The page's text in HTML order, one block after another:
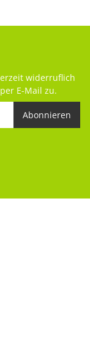
widerruflich
E-Mail zu.
Abonnieren